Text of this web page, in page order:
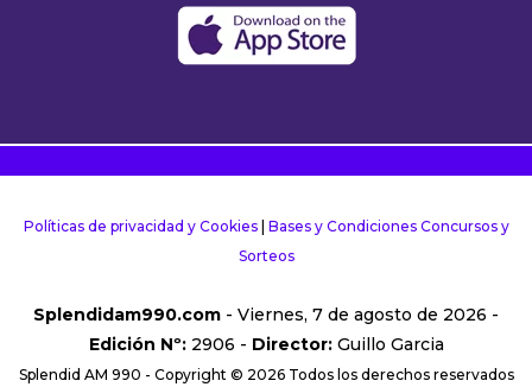
Políticas de privacidad y Cookies| Bases y Condiciones Concursos y
Sorteos
Splendidam990.com - Viernes, 7 de agosto de 2026 -
Edición Nº:2906 - Director:Guillo Garcia
Splendid AM 990 - Copyright © 2026 Todos los derechos reservados